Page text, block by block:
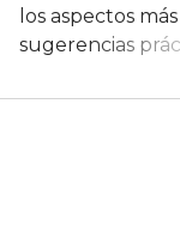
los aspectos
sugerencias